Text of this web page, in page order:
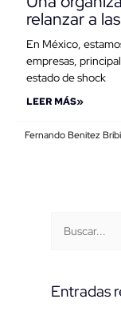
relanzar a
En México,
empresas,
estado de shock
LEER MÁS»
Fernando Benitez
Buscar:
Entradas
por